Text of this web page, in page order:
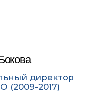
директор
(2009–2017)